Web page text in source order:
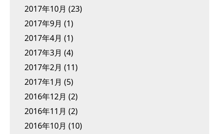
2017年10月 (23)
2017年9月 (1)
2017年4月 (1)
2017年3月 (4)
2017年2月 (11)
2017年1月 (5)
2016年12月 (2)
2016年11月 (2)
2016年10月 (10)